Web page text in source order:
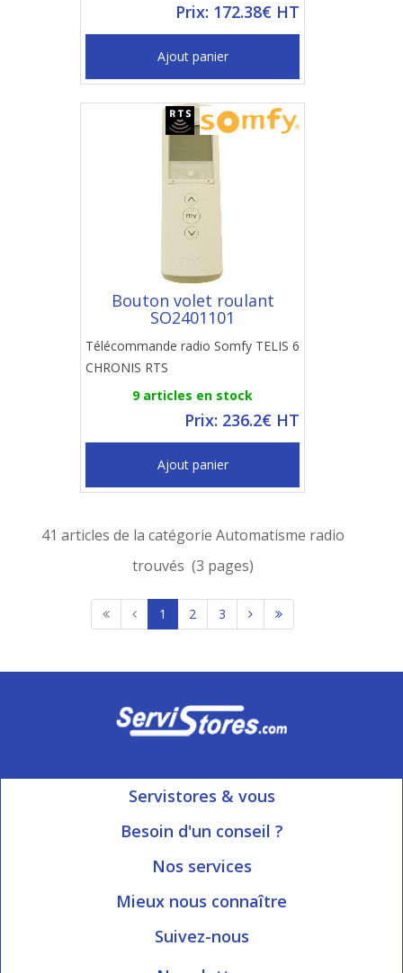
Prix: 172.38€ HT
Ajout panier
Bouton volet roulant
SO2401101
Télécommande radio Somfy TELIS 6
CHRONIS RTS
9 articles en stock
Prix: 236.2€ HT
Ajout panier
41 articles de la catégorie Automatisme radio
trouvés (3 pages)
1 2 3
Servistores & vous
Mon compte
Besoin d'un conseil ?
Ouvert du Lundi au Vendredi
Nos services
Informations livraison
Blog Servistores
Plan du site
Mieux nous connaître
Qui sommes-nous?
Suivez-nous